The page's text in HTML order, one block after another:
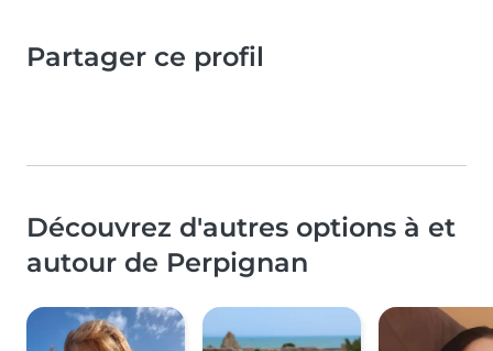
Partager ce profil
Découvrez d'autres options à et
autour de Perpignan